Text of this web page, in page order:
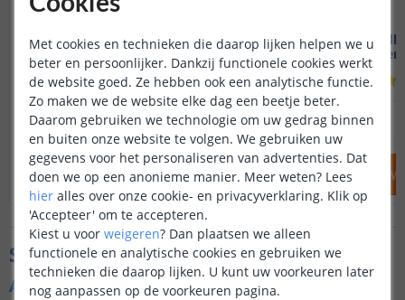
Huisnummer lamp Axel
met cijfers
(10 reviews )
OP VOORRAAD 19,95
IN WINKELWAGEN
Solar
Helder
OP VOORRAAD
IN
Specificaties
Algemene kenmerken
Met cookies en technieken die daarop lijken helpen we u
beter en persoonlijker. Dankzij functionele cookies werkt
de website goed. Ze hebben ook een analytische functie.
Zo maken we de website elke dag een beetje beter.
Daarom gebruiken we technologie om uw gedrag binnen
en buiten onze website te volgen. We gebruiken uw
gegevens voor het personaliseren van advertenties. Dat
doen we op een anonieme manier. Meer weten? Lees
hier alles over onze cookie- en privacyverklaring. Klik op
'Accepteer' om te accepteren.
Kiest u voor weigeren? Dan plaatsen we alleen
functionele en analytische cookies en gebruiken we
technieken die daarop lijken. U kunt uw voorkeuren later
nog aanpassen op de voorkeuren pagina.